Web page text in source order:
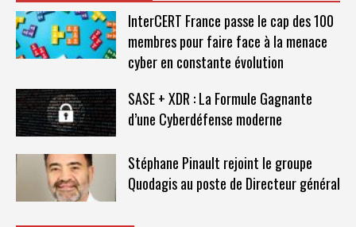
InterCERT France passe le cap des 100
membres pour faire face à la menace
cyber en constante évolution
SASE + XDR : La Formule Gagnante
d’une Cyberdéfense moderne
Stéphane Pinault rejoint le groupe
Quodagis au poste de Directeur général